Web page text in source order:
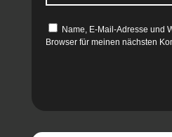
Name, E-Mail-Adresse und
Browser für meinen nächsten